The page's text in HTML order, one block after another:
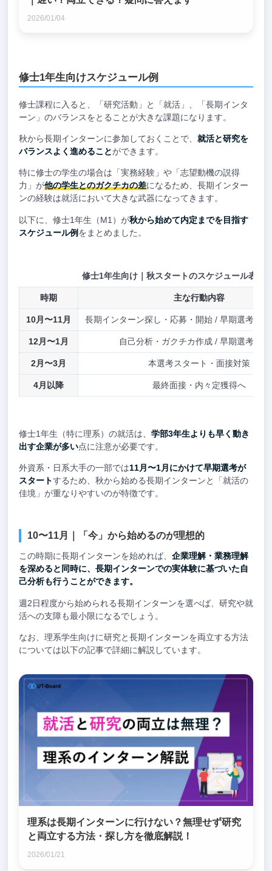
2026/01/04
修士1年生向けスケジュール例
修士課程に入ると、「研究活動」と「就活」、「長期インタ
ーン」のバランスをとることが大きな課題になります。
秋から長期インターンに参加しておくことで、 就活と研究を
バランスよく進めることができます。
特に修士の学生の場合は「実務経験」や「志望動機の説得
力」が他の学生とのガクチカの差になるため、長期インター
ンの経験は就活において大きな武器になってきます。
以下に、修士1年生（M1）が秋から始めて内定までを目指す
スケジュール例をまとめました。
修士1年生向け｜秋スタートのスケジュール表
時期 主な行動内容
10月〜11月 長期インターン探し・応募・開始 / 早期選考開
12月〜1月 自己分析・ガクチカ作成 / 早期選考の
2月〜3月 本選考スタート・面接対策
4月以降 最終面接・内々定獲得へ
修士1年生（特に理系）の就活は、 学部3年生よりも早く動き
出す企業が多い点に注意が必要です。
外資系・日系大手の一部では11月〜1月にかけて早期選考が
スタートするため、秋から始める長期インターンと「就活の
佳境」が重なりやすいのが特徴です。
10〜11月｜「今」から始めるのが理想的
この時期に長期インターンを始めれば、 企業理解・業務理解
を深めると同時に、長期インターンでの実体験に基づいた自
己分析も行うことができます。
週2日程度から始められる長期インターンを選べば、研究や就
活への支障も最小限になるでしょう。
なお、理系学生向けに研究と長期インターンを両立する方法
については以下の記事で詳細に解説しています。
理系は長期インターンに行けない？無理せず研究
と両立する方法・探し方を徹底解説！
2026/01/21